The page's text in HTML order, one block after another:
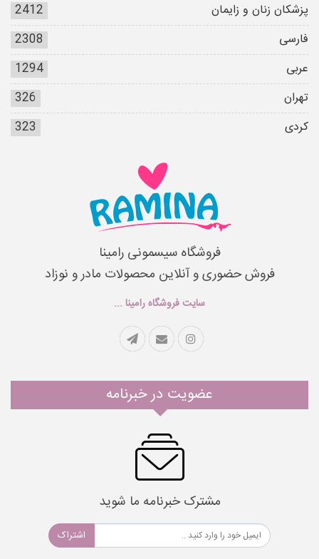
پزشکان زنان و زایمان
2412
فارسی
2308
عربی
1294
تهران
326
کردی
323
فروشگاه سیسمونی رامینا
فروش حضوری و آنلاین محصولات مادر و نوزاد
سایت فروشگاه رامینا ...
عضویت در خبرنامه
مشترک خبرنامه ما شوید
اشتراک